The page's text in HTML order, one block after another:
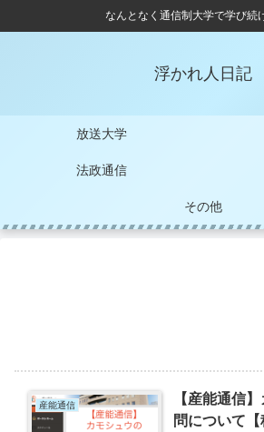
なんとなく通信制大学で学び続
浮かれ人日記
放送大学
法政通信
その他
産能通信
【産能通信
問について【